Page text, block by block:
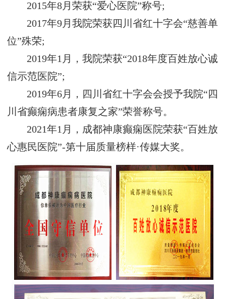
2015年8月荣获“爱心医院”称号;
2017年9月我院荣获四川省红十字会“慈善单
位”殊荣;
2019年1月，我院荣获“2018年度百姓放心诚
信示范医院”;
2019年6月，四川省红十字会会授予我院“四
川省癫痫病患者康复之家”荣誉称号。
2021年1月，成都神康癫痫医院荣获“百姓放
心惠民医院”-第十届质量榜样·传媒大奖。